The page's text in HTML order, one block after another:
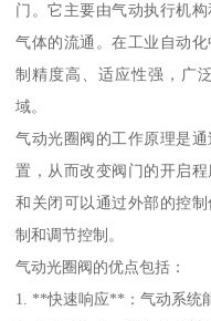
门。它主要由气动执行机
气体的流通。在工业自动
制精度高、适应性强，广
域。
气动光圈阀的工作原理是
置，从而改变阀门的开启
和关闭可以通过外部的控
制和调节控制。
气动光圈阀的优点包括：
1. **快速响应**：气动系统